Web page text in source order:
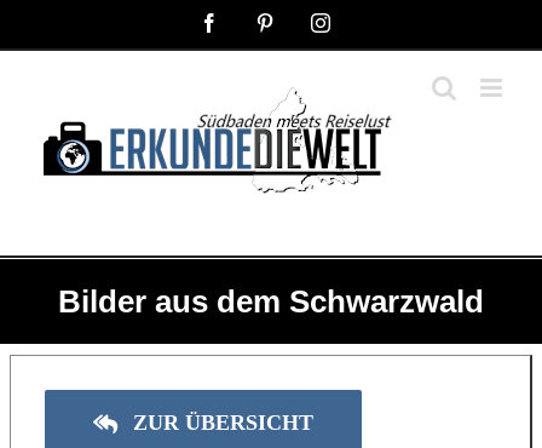
Inhalt
FacebookPinterestInstagram
Bilder aus dem Schwarzwald
ZUR ÜBERSICHT